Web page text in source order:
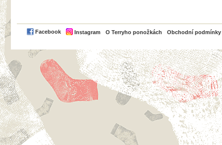
Facebook Instagram O Terryho ponožkách Obchodní podmínky
PayPal